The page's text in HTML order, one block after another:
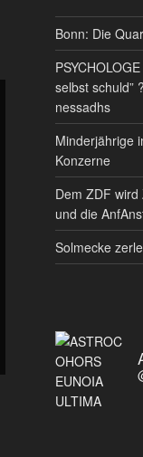
Bonn: Die
selbst schuld”
nessadhs
Minderjährige
Konzerne
Dem ZDF
und die
Solmecke